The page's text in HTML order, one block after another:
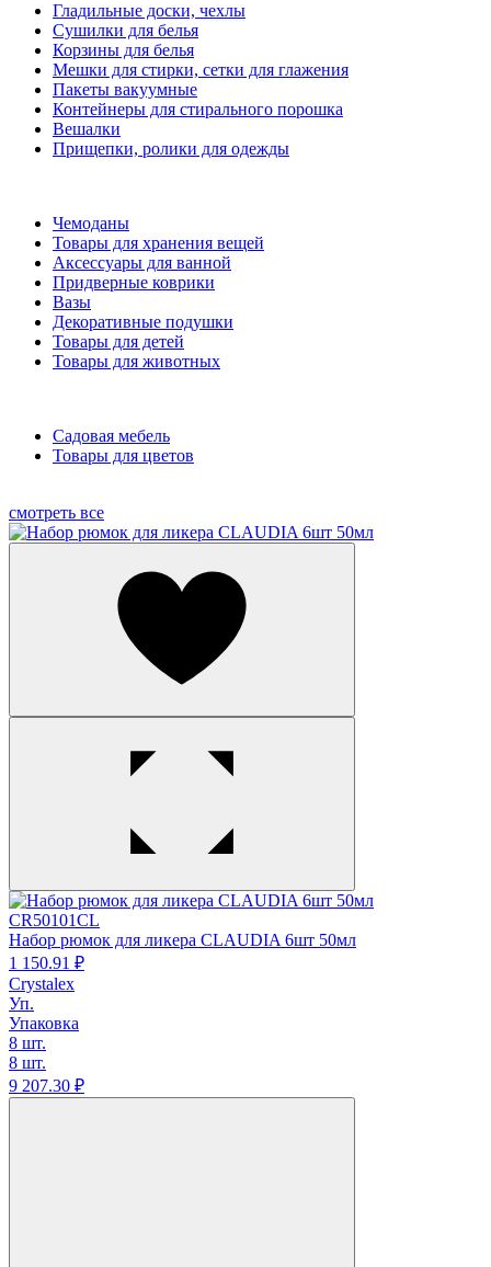
Гладильные доски, чехлы
Сушилки для белья
Корзины для белья
Мешки для стирки, сетки для глажения
Пакеты вакуумные
Контейнеры для стирального порошка
Вешалки
Прищепки, ролики для одежды
Чемоданы
Товары для хранения вещей
Аксессуары для ванной
Придверные коврики
Вазы
Декоративные подушки
Товары для детей
Товары для животных
Садовая мебель
Товары для цветов
смотреть все
CR50101CL
Набор рюмок для ликера CLAUDIA 6шт 50мл
1 150.91 ₽
Crystalex
Уп.
Упаковка
8 шт.
8 шт.
9 207.30 ₽